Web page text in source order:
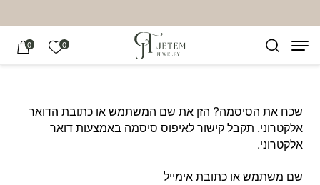
0 הרשימה
0
שכח את הסיסמה? הזן את שם המשתמש או כתובת הדואר
אלקטרוני. תקבל קישור לאיפוס סיסמה באמצעות דואר
אלקטרוני.
שם משתמש או כתובת אימייל